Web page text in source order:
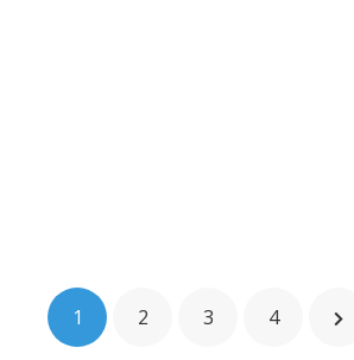
1 2 3 4